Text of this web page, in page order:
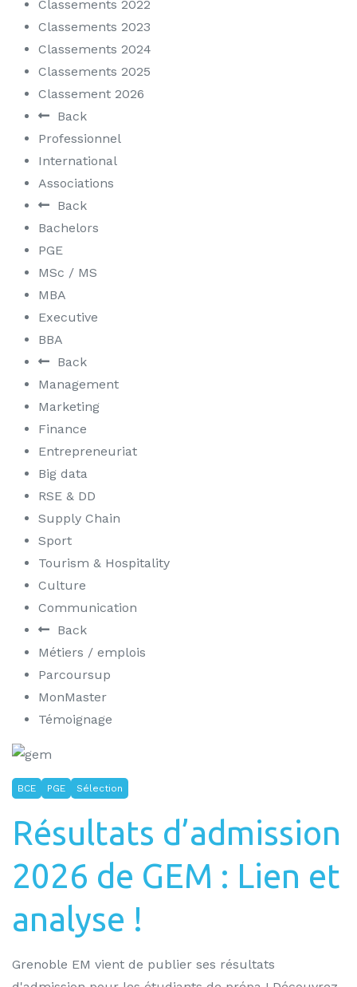
Classements 2022
Classements 2023
Classements 2024
Classements 2025
Classement 2026
Back
Professionnel
International
Associations
Back
Bachelors
PGE
MSc / MS
MBA
Executive
BBA
Back
Management
Marketing
Finance
Entrepreneuriat
Big data
RSE & DD
Supply Chain
Sport
Tourism & Hospitality
Culture
Communication
Back
Métiers / emplois
Parcoursup
MonMaster
Témoignage
BCE PGE Sélection
Résultats d’admission
2026 de GEM : Lien et
analyse !
Grenoble EM vient de publier ses résultats